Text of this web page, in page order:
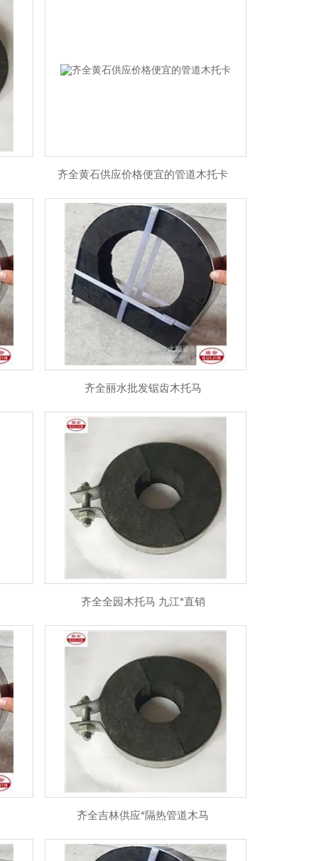
齐全黄石供应价格便宜的管道木托卡
齐全丽水批发锯齿木托马
齐全全园木托马 九江*直销
齐全吉林供应*隔热管道木马